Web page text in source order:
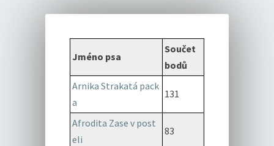
Jméno psa
Součet
bodů
Arnika Strakatá pack
a
131
Afrodita Zase v post
eli
83